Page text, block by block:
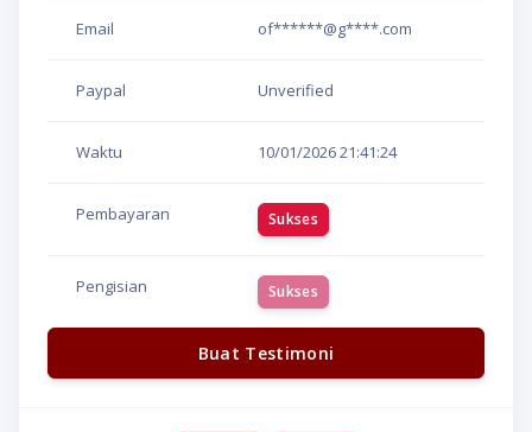
Email of******@g****.com
Paypal Unverified
Waktu 10/01/202621:41:24
Pembayaran Sukses
Pengisian Sukses
Buat Testimoni